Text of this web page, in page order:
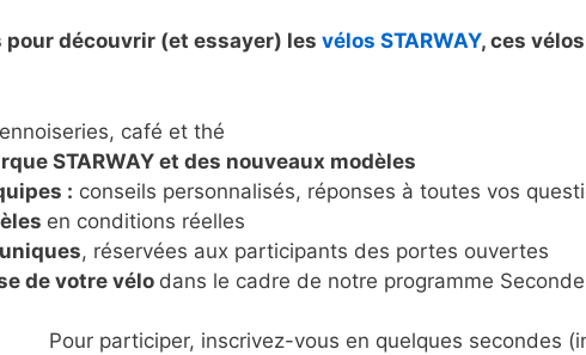
découvrir (et essayer) les vélos STARWAY, ces
café et thé
STARWAY et des nouveaux modèles
: conseils personnalisés, réponses à toutes vos
en conditions réelles
, réservées aux participants des portes ouvertes
de votre vélo dans le cadre de notre programme
Pour participer, inscrivez-vous en quelques secondes